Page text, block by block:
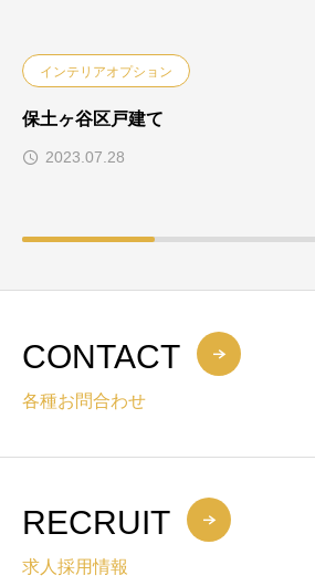
インテリアオプション
保土ヶ谷区戸建て
2023.07.28
CONTACT
各種お問合わせ
RECRUIT
求人採用情報